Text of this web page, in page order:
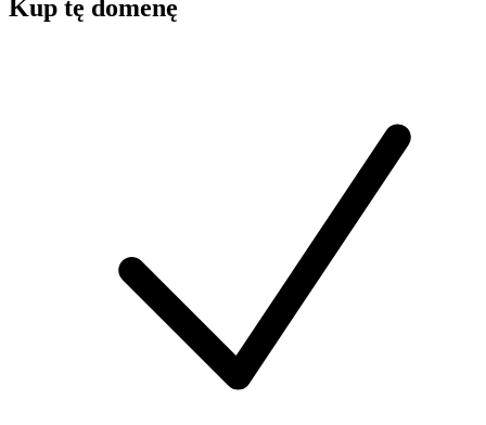
Kup tę domenę